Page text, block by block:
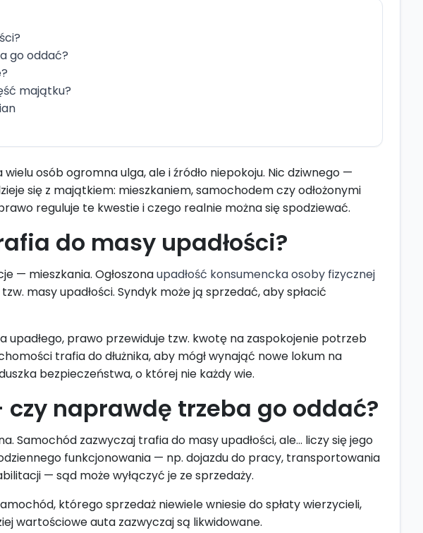
go oddać?
majątku?
osób ogromna ulga, ale i źródło niepokoju. Nic dziwnego —
się z majątkiem: mieszkaniem, samochodem czy odłożonymi
reguluje te kwestie i czego realnie można się spodziewać.
do masy upadłości?
— mieszkania. Ogłoszonaupadłość konsumencka osoby fizycznej
masy upadłości. Syndyk może ją sprzedać, aby spłacić
upadłego, prawo przewiduje tzw. kwotę na zaspokojenie potrzeb
trafia do dłużnika, aby mógł wynająć nowe lokum na
bezpieczeństwa, o której nie każdy wie.
czy naprawdę trzeba go oddać?
Samochód zazwyczaj trafia do masy upadłości, ale… liczy się jego
funkcjonowania — np. dojazdu do pracy, transportowania
— sąd może wyłączyć je ze sprzedaży.
którego sprzedaż niewiele wniesie do spłaty wierzycieli,
wartościowe auta zazwyczaj są likwidowane.